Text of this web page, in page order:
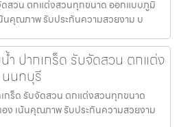
ดสวน ตกแต่งสวนทุกขนาด ออกแบบภูมิ
นคุณภาพ รับประกันความสวยงาม บ
ำ ปากเกร็ด รับจัดสวน ตกแต่ง
นทบุรี
กร็ด รับจัดสวน ตกแต่งสวนทุกขนาด
ง เน้นคุณภาพ รับประกันความสวยงาม